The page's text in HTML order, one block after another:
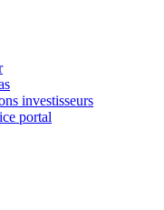
investisseurs
portal